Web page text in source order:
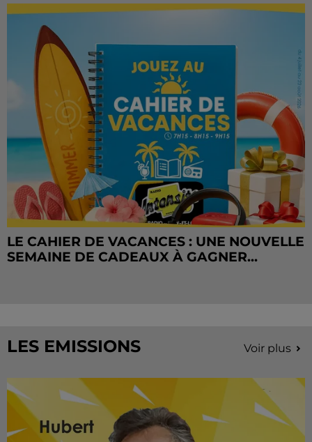
LE CAHIER DE VACANCES : UNE NOUVELLE
SEMAINE DE CADEAUX À GAGNER...
LES EMISSIONS Voir plus